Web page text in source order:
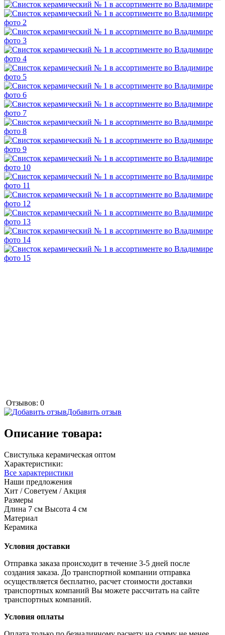
Отзывов: 0
Добавить отзыв
Описание товара:
Свистулька керамическая оптом
Характеристики:
Все характеристики
Наши предложения
Хит / Советуем / Акция
Размеры
Длина 7 см Высота 4 см
Материал
Керамика
Условия доставки
Отправка заказа происходит в течение 3-5 дней после
создания заказа. До транспортной компании отправка
осуществляется бесплатно, расчет стоимости доставки
транспортных компаний Вы можете рассчитать на сайте
транспортных компаний.
Условия оплаты